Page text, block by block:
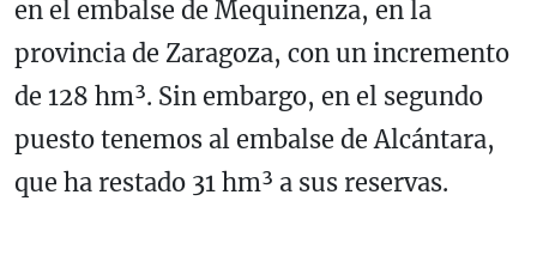
en el embalse de Mequinenza, en la
provincia de Zaragoza, con un incremento
de 128 hm³. Sin embargo, en el segundo
puesto tenemos al embalse de Alcántara,
que ha restado 31 hm³ a sus reservas.